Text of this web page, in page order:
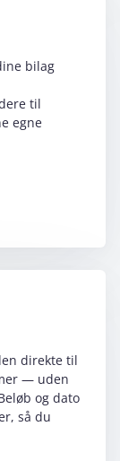
bilag
til
egne
direkte til
— uden
og dato
så du